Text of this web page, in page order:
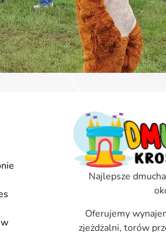
Najlepsze
Oferujemy
zjeżdżalni, torów